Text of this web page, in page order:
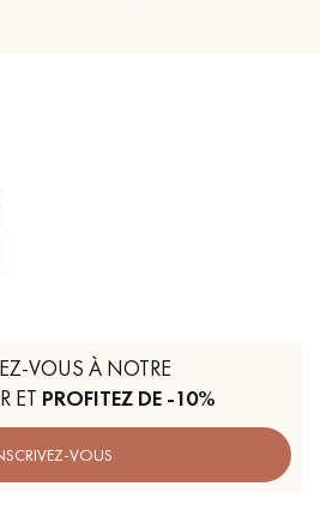
VOUS À NOTRE
ET PROFITEZ DE -10%
VOUS